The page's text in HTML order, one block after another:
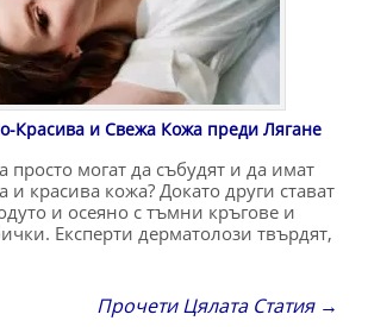
Красива и Свежа Кожа преди Лягане
могат да събудят и да имат
и красива кожа? Докато други стават
и осеяно с тъмни кръгове и
Експерти дерматолози твърдят,
Прочети Цялата Статия →